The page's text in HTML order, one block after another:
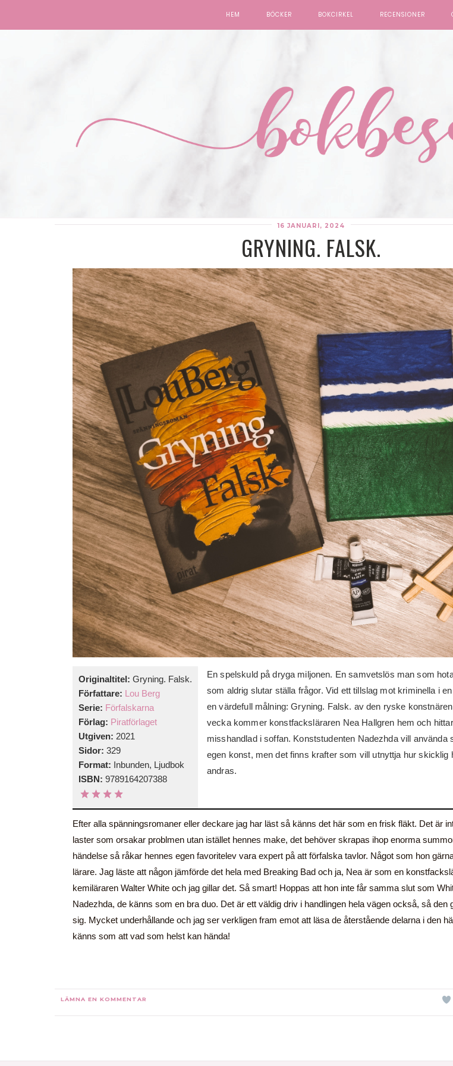
HEM BÖCKER BOKCIRKEL RECENSIONER
16 JANUARI, 2024
GRYNING. FALSK.
Originaltitel: Gryning. Falsk.
Författare: Lou Berg
Serie: Förfalskarna
Förlag: Piratförlaget
Utgiven: 2021
Sidor: 329
Format: Inbunden, Ljudbok
ISBN: 9789164207388
En spelskuld på dryga miljonen. En samvetslös man som
som aldrig slutar ställa frågor. Vid ett tillslag mot kriminella i
en värdefull målning: Gryning. Falsk. av den ryske
vecka kommer konstfacksläraren Nea Hallgren hem och
misshandlad i soffan. Konststudenten Nadezhda vill använda
egen konst, men det finns krafter som vill utnyttja hur skicklig
andras.
Efter alla spänningsromaner eller deckare jag har läst så känns det här som en frisk fläkt. Det är
laster som orsakar problmen utan istället hennes make, det behöver skrapas ihop enorma
händelse så råkar hennes egen favoritelev vara expert på att förfalska tavlor. Något som hon
lärare. Jag läste att någon jämförde det hela med Breaking Bad och ja, Nea är som en
kemiläraren Walter White och jag gillar det. Så smart! Hoppas att hon inte får samma slut som
Nadezhda, de känns som en bra duo. Det är ett väldig driv i handlingen hela vägen också, så den
sig. Mycket underhållande och jag ser verkligen fram emot att läsa de återstående delarna i den
känns som att vad som helst kan hända!
LÄMNA EN KOMMENTAR